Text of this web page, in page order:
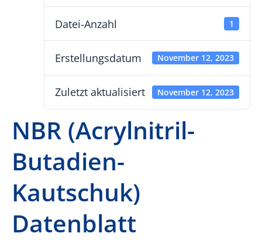
Datei-Anzahl 1
Erstellungsdatum November 12, 2023
Zuletzt aktualisiert November 12, 2023
NBR (Acrylnitril-
Butadien-
Kautschuk)
Datenblatt